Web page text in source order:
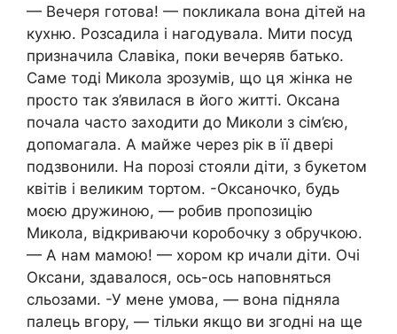
— Вечеря готова! — покликала вона дітей на
кухню. Розсадила і нагодувала. Мити посуд
призначила Славіка, поки вечеряв батько.
Саме тоді Микола зрозумів, що ця жінка не
просто так з’явилася в його житті. Оксана
почала часто заходити до Миколи з сім’єю,
допомагала. А майже через рік в її двері
подзвонили. На порозі стояли діти, з букетом
квітів і великим тортом. -Оксаночко, будь
моєю дружиною, — робив пропозицію
Микола, відкриваючи коробочку з обручкою.
— А нам мамою! — хором кр ичали діти. Очі
Оксани, здавалося, ось-ось наповняться
сльозами. -У мене умова, — вона підняла
палець вгору, — тільки якщо ви згодні на ще